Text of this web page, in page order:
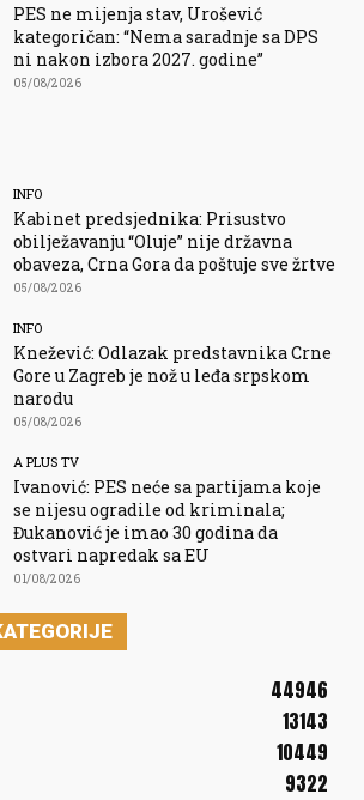
PES ne mijenja stav, Urošević
kategoričan: “Nema saradnje sa DPS
ni nakon izbora 2027. godine”
05/08/2026
INFO
Kabinet predsjednika: Prisustvo
obilježavanju “Oluje” nije državna
obaveza, Crna Gora da poštuje sve žrtve
05/08/2026
INFO
Knežević: Odlazak predstavnika Crne
Gore u Zagreb je nož u leđa srpskom
narodu
05/08/2026
A PLUS TV
Ivanović: PES neće sa partijama koje
se nijesu ogradile od kriminala;
Đukanović je imao 30 godina da
ostvari napredak sa EU
01/08/2026
44946
13143
10449
9322